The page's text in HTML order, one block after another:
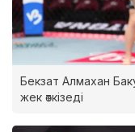
Бекзат Алмахан
жек өткізеді